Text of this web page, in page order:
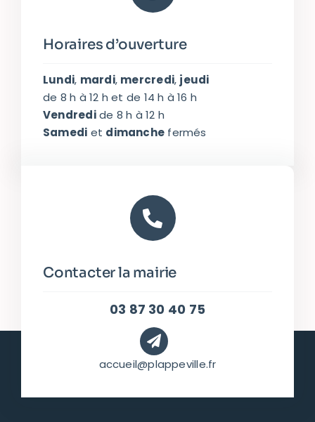
Horaires d’ouverture
Lundi, mardi, mercredi, jeudi
de 8 h à 12 h et de 14 h à 16 h
Vendredide 8 h à 12 h
Samedi et dimanche fermés
Contacter la mairie
03 87 30 40 75
accueil@plappeville.fr